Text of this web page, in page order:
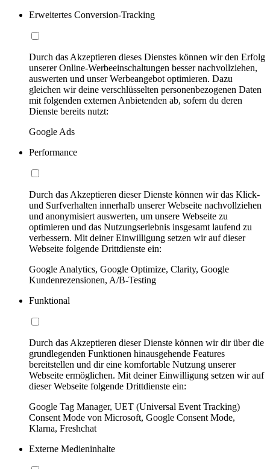
Erweitertes Conversion-Tracking
Durch das Akzeptieren dieses Dienstes können wir den Erfolg
unserer Online-Werbeeinschaltungen besser nachvollziehen,
auswerten und unser Werbeangebot optimieren. Dazu
gleichen wir deine verschlüsselten personenbezogenen Daten
mit folgenden externen Anbietenden ab, sofern du deren
Dienste bereits nutzt:
Google Ads
Performance
Durch das Akzeptieren dieser Dienste können wir das Klick-
und Surfverhalten innerhalb unserer Webseite nachvollziehen
und anonymisiert auswerten, um unsere Webseite zu
optimieren und das Nutzungserlebnis insgesamt laufend zu
verbessern. Mit deiner Einwilligung setzen wir auf dieser
Webseite folgende Drittdienste ein:
Google Analytics, Google Optimize, Clarity, Google
Kundenrezensionen, A/B-Testing
Funktional
Durch das Akzeptieren dieser Dienste können wir dir über die
grundlegenden Funktionen hinausgehende Features
bereitstellen und dir eine komfortable Nutzung unserer
Webseite ermöglichen. Mit deiner Einwilligung setzen wir auf
dieser Webseite folgende Drittdienste ein:
Google Tag Manager, UET (Universal Event Tracking)
Consent Mode von Microsoft, Google Consent Mode,
Klarna, Freshchat
Externe Medieninhalte